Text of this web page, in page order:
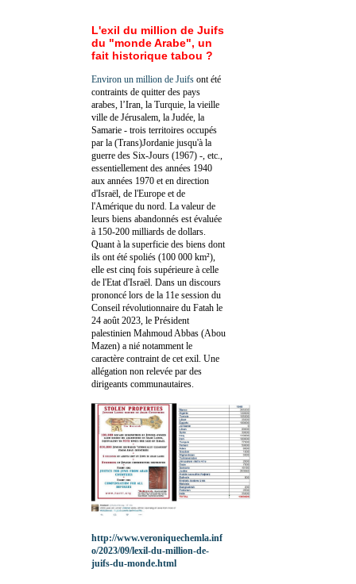
L'exil du million de Juifs
du "monde Arabe", un
fait historique tabou ?
Environ un million de Juifs ont été
contraints de quitter des pays
arabes, l’Iran, la Turquie, la vieille
ville de Jérusalem, la Judée, la
Samarie - trois territoires occupés
par la (Trans)Jordanie jusqu'à la
guerre des Six-Jours (1967) -, etc.,
essentiellement des années 1940
aux années 1970 et en direction
d'Israël, de l'Europe et de
l'Amérique du nord. La valeur de
leurs biens abandonnés est évaluée
à 150-200 milliards de dollars.
Quant à la superficie des biens dont
ils ont été spoliés (100 000 km²),
elle est cinq fois supérieure à celle
de l'Etat d'Israël. Dans un discours
prononcé lors de la 11e session du
Conseil révolutionnaire du Fatah le
24 août 2023, le Président
palestinien Mahmoud Abbas (Abou
Mazen) a nié notamment le
caractère contraint de cet exil. Une
allégation non relevée par des
dirigeants communautaires.
http://www.veroniquechemla.inf
o/2023/09/lexil-du-million-de-
juifs-du-monde.html